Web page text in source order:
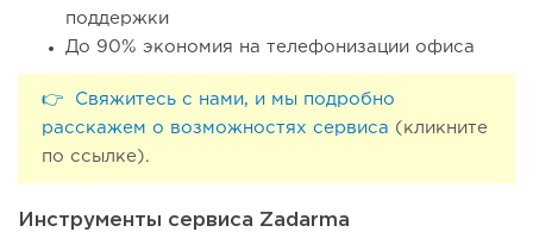
поддержки
До 90% экономия на телефонизации офиса
👉 Свяжитесь с нами, и мы подробно
расскажем о возможностях сервиса (кликните
по ссылке).
Инструменты сервиса Zadarma